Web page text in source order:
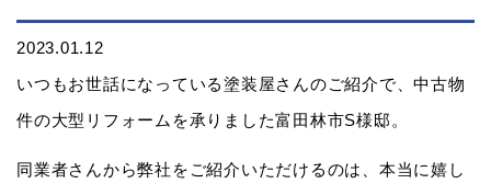
2023.01.12
いつもお世話になっている塗装屋さんのご紹介で、中古物
件の大型リフォームを承りました富田林市S様邸。
同業者さんから弊社をご紹介いただけるのは、本当に嬉し